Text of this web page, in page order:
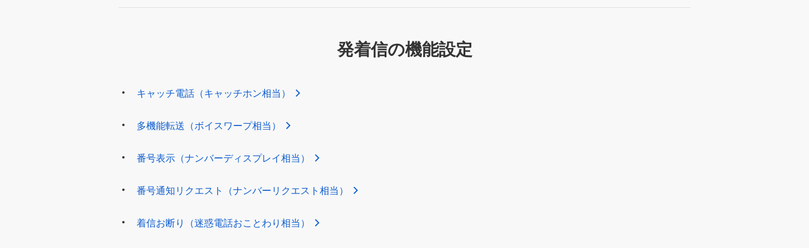
発着信の機能設定
キャッチ電話（キャッチホン相当）
多機能転送（ボイスワープ相当）
番号表示（ナンバーディスプレイ相当）
番号通知リクエスト（ナンバーリクエスト相当）
着信お断り（迷惑電話おことわり相当）